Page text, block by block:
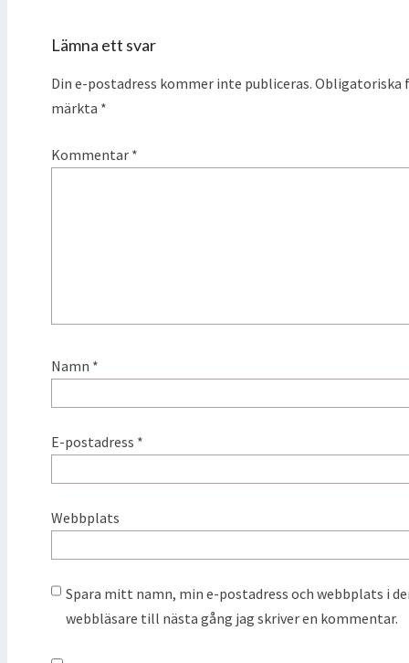
Lämna ett svar
Din e-postadress kommer inte publiceras. Obligatoriska
märkta *
Kommentar *
Namn *
E-postadress *
Webbplats
Spara mitt namn, min e-postadress och webbplats i
webbläsare till nästa gång jag skriver en kommentar.